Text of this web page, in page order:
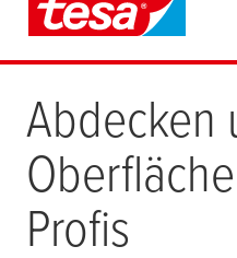
Abdecken
Profis